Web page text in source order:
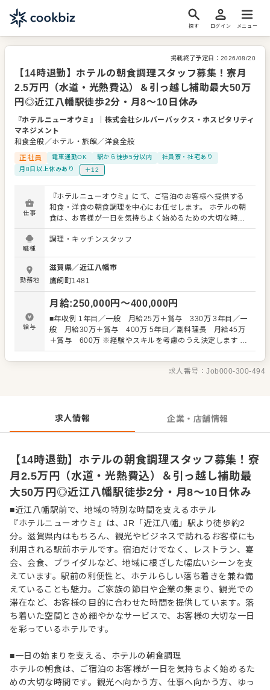
探す ログイン メニュー
掲載終了予定日： 2026/08/20
【14時退勤】ホテルの朝食調理スタッフ募集！寮月
2.5万円（水道・光熱費込）＆引っ越し補助最大50万
円◎近江八幡駅徒歩2分・月8～10日休み
『ホテルニューオウミ』
株式会社シルバーバックス・ホスピタリティ
マネジメント
和食全般／ホテル・旅館／洋食全般
正社員
電車通勤OK 駅から徒歩5分以内
社員寮・社宅あり
月8日以上休みあり
＋12
仕事
『ホテルニューオウミ』にて、ご宿泊のお客様へ提供する
和食・洋食の朝食調理を中心にお任せします。 ホテルの朝
食は、お客様が一日を気持ちよく始めるための大切な時
間。観光やビジネス、会食、記念日など、さまざまな目的
で滞在されるお客様に向けて、調理の経験を活かしなが
の仕込み、調理 ・料理の盛り付け、提供準備 ・食材の下処
理、仕込み作業 ・営業前の準備、料理の補充対応 ・食材や
備品の在庫確認、発注補助 ・調理器具やキッチン内の清
掃、衛生管理 ・状況に応じたレストラン・宴会調理のサポ
ート まずは、これまでの経験やスキルに合わせてお任せす
る業務を決定します。 調理の実務経験をお持ちであれば、
ホテルでの勤務経験は問いません。朝食ならではの段取り
るやりがいを感じられます。 勤務時間は5:00～14:00。朝
は早いですが、午後の時間を有効に使いやすい働き方で
職種
調理・キッチンスタッフ
勤務地
滋賀県／近江八幡市
鷹飼町1481
給与
月給:250,000円〜400,000円
■年収例 1年目／一般 月給25万＋賞与 330万 3年目／一
般 月給30万＋賞与 400万 5年目／副料理長 月給45万
＋賞与 600万 ※経験やスキルを考慮のうえ決定します ※
上記給与には固定残業代22時間分、29,700円を含み、超過
分は別途支給します ※試用期間：3ヶ月（その間の待遇変
求人番号：Job000-300-494
求人情報 企業・店舗情報
【14時退勤】ホテルの朝食調理スタッフ募集！寮
月2.5万円（水道・光熱費込）＆引っ越し補助最
大50万円◎近江八幡駅徒歩2分・月8～10日休み
■近江八幡駅前で、地域の特別な時間を支えるホテル
『ホテルニューオウミ』は、JR「近江八幡」駅より徒歩約2
分。滋賀県内はもちろん、観光やビジネスで訪れるお客様にも
利用される駅前ホテルです。宿泊だけでなく、レストラン、宴
会、会食、ブライダルなど、地域に根ざした幅広いシーンを支
えています。駅前の利便性と、ホテルらしい落ち着きを兼ね備
えていることも魅力。ご家族の節目や企業の集まり、観光での
滞在など、お客様の目的に合わせた時間を提供しています。落
ち着いた空間ときめ細やかなサービスで、お客様の大切な一日
を彩っているホテルです。
■一日の始まりを支える、ホテルの朝食調理
ホテルの朝食は、ご宿泊のお客様が一日を気持ちよく始めるた
めの大切な時間です。観光へ向かう方、仕事へ向かう方、ゆっ